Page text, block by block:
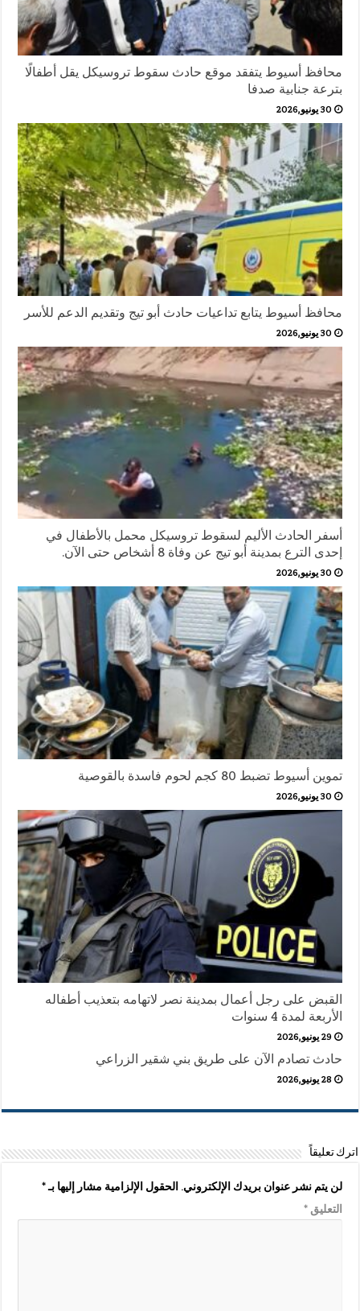
محافظ أسيوط يتفقد موقع حادث سقوط تروسيكل يقل أطفالًا
بترعة جنابية صدفا
30 يونيو,2026
محافظ أسيوط يتابع تداعيات حادث أبو تيج وتقديم الدعم للأسر
30 يونيو,2026
أسفر الحادث الأليم لسقوط تروسيكل محمل بالأطفال في
إحدى الترع بمدينة أبو تيج عن وفاة 8 أشخاص حتى الآن.
30 يونيو,2026
تموين أسيوط تضبط 80 كجم لحوم فاسدة بالقوصية
30 يونيو,2026
القبض على رجل أعمال بمدينة نصر لاتهامه بتعذيب أطفاله
الأربعة لمدة 4 سنوات
29 يونيو,2026
حادث تصادم الآن على طريق بني شقير الزراعي
28 يونيو,2026
اترك تعليقاً
لن يتم نشر عنوان بريدك الإلكتروني. الحقول الإلزامية مشار إليها بـ*
التعليق*